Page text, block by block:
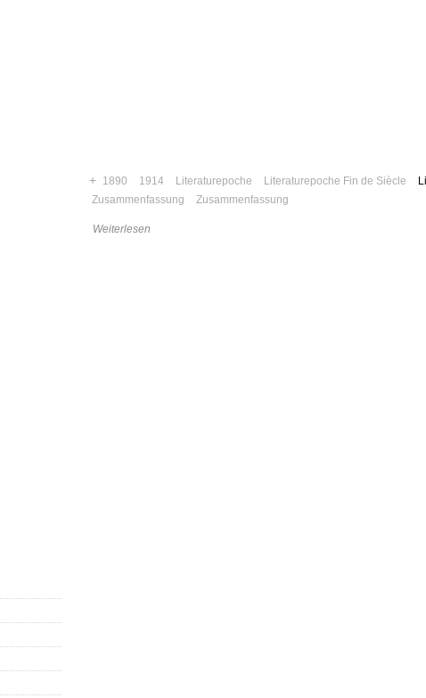
+ 1890 1914 Literaturepoche Literaturepoche Fin de Siècle
Zusammenfassung
Zusammenfassung
Weiterlesen